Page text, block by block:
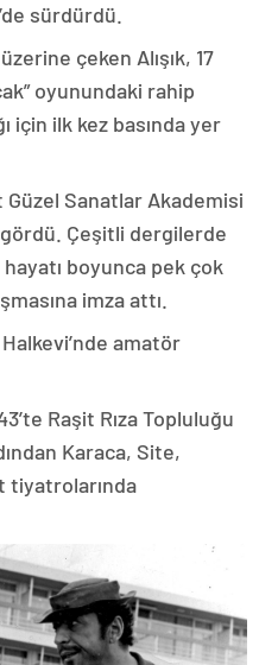
sürdürdü.
çeken Alışık, 17
oyunundaki rahip
için ilk kez basında yer
Sanatlar Akademisi
Çeşitli dergilerde
boyunca pek çok
imza attı.
Halkevi’nde amatör
Raşit Rıza Topluluğu
Karaca, Site,
tiyatrolarında